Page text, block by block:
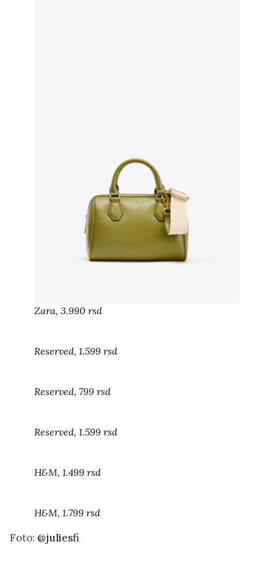
Zara, 3.990 rsd
Reserved, 1.599 rsd
Reserved, 799 rsd
Reserved, 1.599 rsd
H&M, 1.499 rsd
H&M, 1.799 rsd
Foto: @juliesfi